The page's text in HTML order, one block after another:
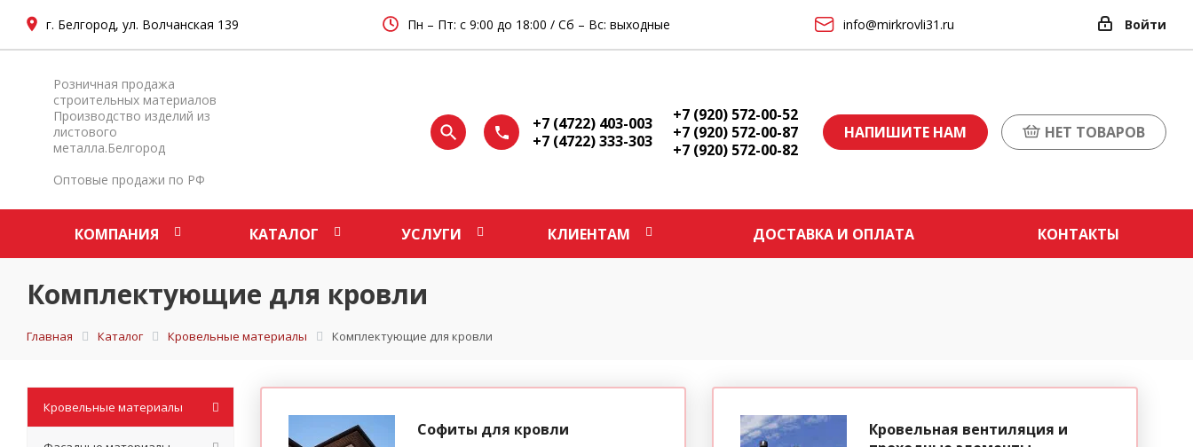
г. Белгород, ул. Волчанская 139 Пн – Пт: с 9:00 до 18:00 / Сб – Вс: выходные info@mirkrovli31.ru Войти
Розничная продажа
строительных материалов
Производство изделий из
листового
металла.Белгород
Оптовые продажи по РФ
+7 (4722) 403-003
+7 (4722) 333-303
+7 (920) 572-00-52
+7 (920) 572-00-87
+7 (920) 572-00-82
НАПИШИТЕ НАМ НЕТ ТОВАРОВ
КОМПАНИЯ КАТАЛОГ УСЛУГИ КЛИЕНТАМ ДОСТАВКА И ОПЛАТА КОНТАКТЫ
Комплектующие для кровли
Главная Каталог Кровельные материалы Комплектующие для кровли
Софиты для кровли
Кровельная вентиляция и
Кровельные материалы